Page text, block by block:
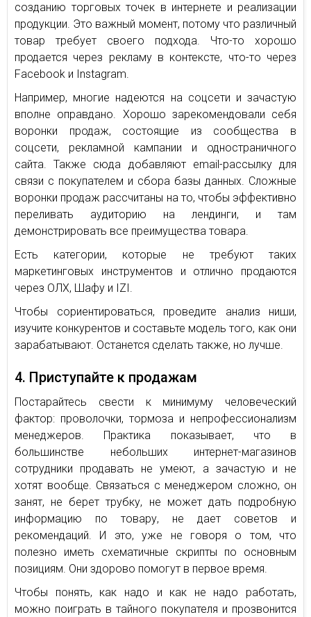
созданию торговых точек в интернете и реализации
продукции. Это важный момент, потому что различный
товар требует своего подхода. Что-то хорошо
продается через рекламу в контексте, что-то через
Facebook и Instagram.
Например, многие надеются на соцсети и зачастую
вполне оправдано. Хорошо зарекомендовали себя
воронки продаж, состоящие из сообщества в
соцсети, рекламной кампании и одностраничного
сайта. Также сюда добавляют email-рассылку для
связи с покупателем и сбора базы данных. Сложные
воронки продаж рассчитаны на то, чтобы эффективно
переливать аудиторию на лендинги, и там
демонстрировать все преимущества товара.
Есть категории, которые не требуют таких
маркетинговых инструментов и отлично продаются
через ОЛХ, Шафу и IZI.
Чтобы сориентироваться, проведите анализ ниши,
изучите конкурентов и составьте модель того, как они
зарабатывают. Останется сделать также, но лучше.
4. Приступайте к продажам
Постарайтесь свести к минимуму человеческий
фактор: проволочки, тормоза и непрофессионализм
менеджеров. Практика показывает, что в
большинстве небольших интернет-магазинов
сотрудники продавать не умеют, а зачастую и не
хотят вообще. Связаться с менеджером сложно, он
занят, не берет трубку, не может дать подробную
информацию по товару, не дает советов и
рекомендаций. И это, уже не говоря о том, что
полезно иметь схематичные скрипты по основным
позициям. Они здорово помогут в первое время.
Чтобы понять, как надо и как не надо работать,
можно поиграть в тайного покупателя и прозвонится